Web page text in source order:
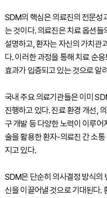
SDM의 핵심은 의료진의 전문성
는 것이다. 의료진은 치료 옵션들
설명하고, 환자는 자신의 가치관
다. 이러한 과정을 통해 치료 순
효과가 입증되고 있는 것으로 알
국내 주요 의료기관들은 이미
진행하고 있다. 진료 환경 개선,
구 개발 등 다양한 노력이 이루어
술을 활용한 환자-의료진 간 소
지고 있다.
SDM은 단순히 의사결정 방식의
신을 이끌어낼 것으로 기대된다.